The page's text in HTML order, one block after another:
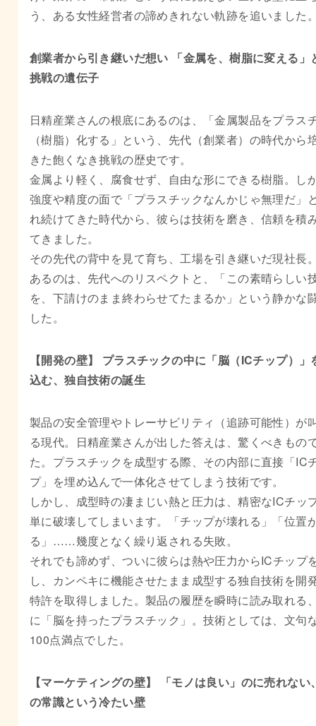
う、ある女性経営者の諦めきれない軌跡を追いました
創業者から引き継いだ想い 「金属を、樹脂に変える」
挑戦の遺伝子
日精産業さんの根底にあるのは、「金属製品をプラス
（樹脂）化する」という、先代（創業者）の時代から
きた飽くなき挑戦の歴史です。
金属より軽く、腐食せず、自由な形にできる樹脂。し
強度や精度の面で「プラスチックなんかじゃ無理だ」
れ続けてきた時代から、彼らは技術を磨き、信頼を積
てきました。
その先代の背中を見て育ち、工場を引き継いだ現社長
あるのは、先代へのリスペクトと、「この素晴らしい
を、下請けのまま終わらせてたまるか」という静かな
した。
【開発の壁】 プラスチックの中に「脳（ICチップ）」
込む、独自技術の誕生
製品の安全管理やトレーサビリティ（追跡可能性）が
る現代。日精産業さんが出した答えは、驚くべきもの
た。プラスチックを成型する際、その内部に直接「IC
プ」を埋め込んで一体化させてしまう技術です。
しかし、成型時の凄まじい熱と圧力は、精密なICチッ
単に破壊してしまいます。「チップが壊れる」「位置
る」……幾度となく繰り返される失敗。
それでも諦めず、ついに彼らは熱や圧力からICチップ
し、カンペキに機能させたまま成型する独自技術を開
特許を取得しました。製品の履歴を瞬時に読み取れる
に「脳を持ったプラスチック」。技術としては、文句
100点満点でした。
【マーケティングの壁】 「モノは良い」のに売れない
の常識という冷たい壁